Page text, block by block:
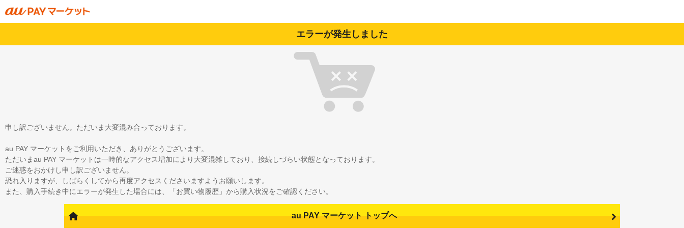
エラーが発生しました
申し訳ございません。ただいま大変混み合っております。
au PAY マーケットをご利用いただき、ありがとうございます。
ただいまau PAY マーケットは一時的なアクセス増加により大変混雑しており、接続しづらい状態となっております。
ご迷惑をおかけし申し訳ございません。
恐れ入りますが、しばらくしてから再度アクセスくださいますようお願いします。
また、購入手続き中にエラーが発生した場合には、「お買い物履歴」から購入状況をご確認ください。
au PAY マーケット トップへ